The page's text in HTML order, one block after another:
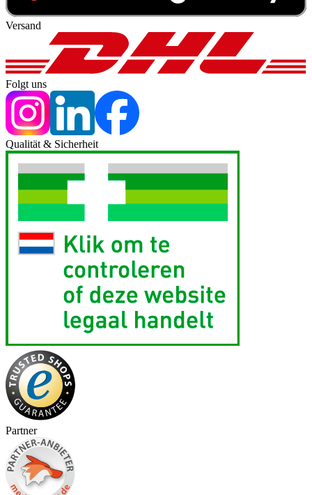
Versand
Folgt uns
Qualität & Sicherheit
Partner